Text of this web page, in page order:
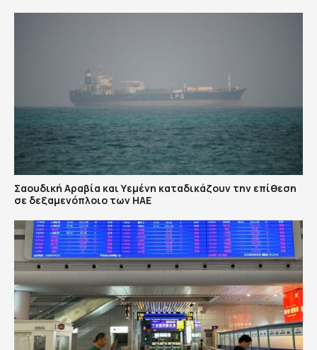
Σαουδική Αραβία και Υεμένη καταδικάζουν την επίθεση
σε δεξαμενόπλοιο των ΗΑΕ